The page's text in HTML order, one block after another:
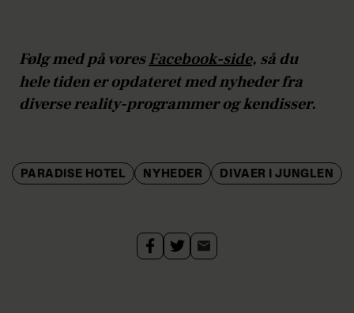
Følg med på voresFacebook-side, så du
hele tiden er opdateret med nyheder fra
diverse reality-programmer og kendisser.
PARADISE HOTEL NYHEDER DIVAER I JUNGLEN